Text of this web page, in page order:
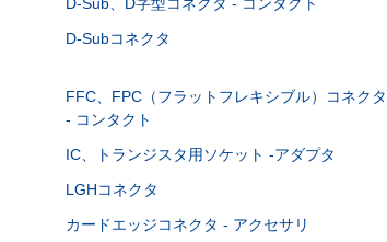
D-Subコネクタ
FFC、FPC（フラットフレキシブル）コネクタ
- コンタクト
IC、トランジスタ用ソケット -アダプタ
LGHコネクタ
カードエッジコネクタ - アクセサリ